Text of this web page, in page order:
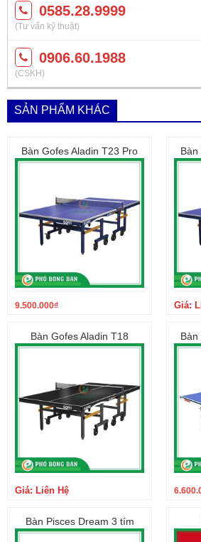
Với mong muốn xây dựng một địa chỉ tin
0585.28.9999
(Tư vấn kỹ thuật)
0906.60.1988
(CSKH)
SẢN PHẨM KHÁC
Bàn Gofes Aladin T23 Pro
9.500.000₫
Bàn
Giá:
Bàn Gofes Aladin T18
Giá: Liên Hệ
Bàn
Bàn Pisces Dream 3 tím